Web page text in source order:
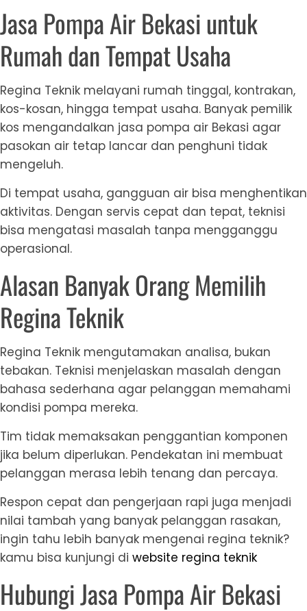
Jasa Pompa Air Bekasi untuk
Rumah dan Tempat Usaha
Regina Teknik melayani rumah tinggal, kontrakan,
kos-kosan, hingga tempat usaha. Banyak pemilik
kos mengandalkan jasa pompa air Bekasi agar
pasokan air tetap lancar dan penghuni tidak
mengeluh.
Di tempat usaha, gangguan air bisa menghentikan
aktivitas. Dengan servis cepat dan tepat, teknisi
bisa mengatasi masalah tanpa mengganggu
operasional.
Alasan Banyak Orang Memilih
Regina Teknik
Regina Teknik mengutamakan analisa, bukan
tebakan. Teknisi menjelaskan masalah dengan
bahasa sederhana agar pelanggan memahami
kondisi pompa mereka.
Tim tidak memaksakan penggantian komponen
jika belum diperlukan. Pendekatan ini membuat
pelanggan merasa lebih tenang dan percaya.
Respon cepat dan pengerjaan rapi juga menjadi
nilai tambah yang banyak pelanggan rasakan,
ingin tahu lebih banyak mengenai regina teknik?
kamu bisa kunjungi di website regina teknik
Hubungi Jasa Pompa Air Bekasi